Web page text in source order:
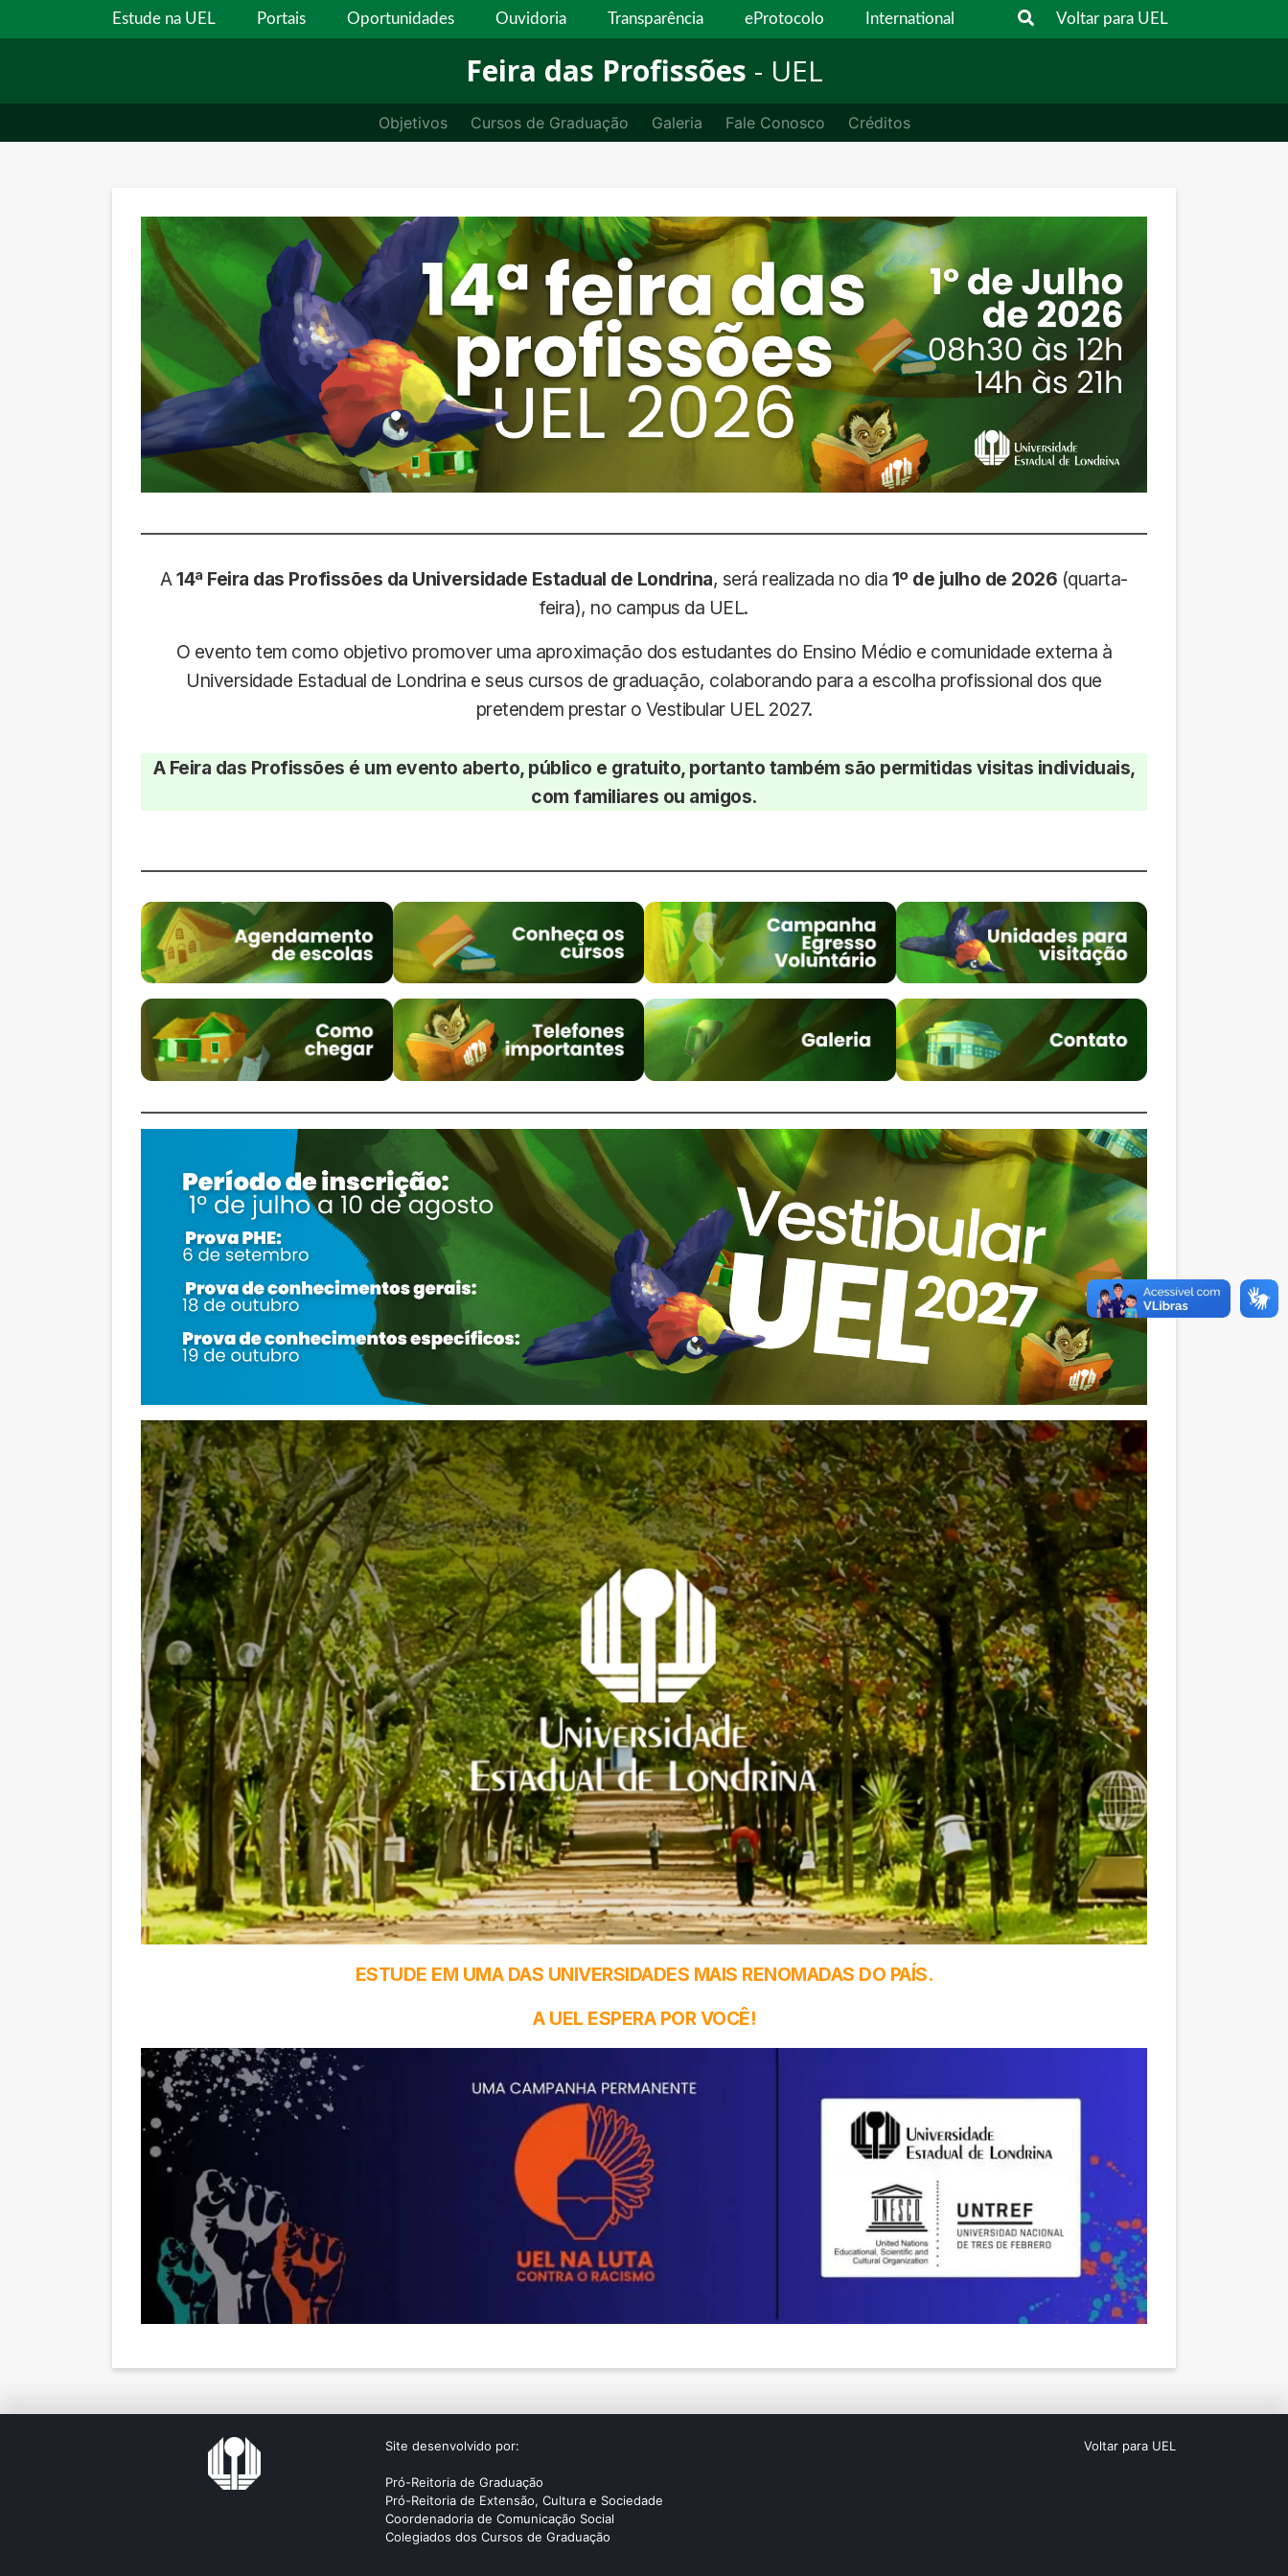
Estude na UEL Portais Oportunidades Ouvidoria Transparência eProtocolo International Voltar para UEL
Feira das Profissões - UEL
Objetivos Cursos de Graduação Galeria Fale Conosco Créditos
A14ª Feira das Profissões da Universidade Estadual de Londrina, será realizada no dia 1º de julho de 2026 (quarta-
feira), no campus da UEL.
O evento tem como objetivo promover uma aproximação dos estudantes do Ensino Médio e comunidade externa à
Universidade Estadual de Londrina e seus cursos de graduação, colaborando para a escolha profissional dos que
pretendem prestar o Vestibular UEL 2027.
A Feira das Profissões é um evento aberto, público e gratuito, portanto também são permitidas visitas individuais,
com familiares ou amigos.
ESTUDE EM UMA DAS UNIVERSIDADES MAIS RENOMADAS DO PAÍS.
A UEL ESPERA POR VOCÊ!
Site desenvolvido por:
Pró-Reitoria de Graduação
Pró-Reitoria de Extensão, Cultura e Sociedade
Coordenadoria de Comunicação Social
Colegiados dos Cursos de Graduação
Voltar para UEL